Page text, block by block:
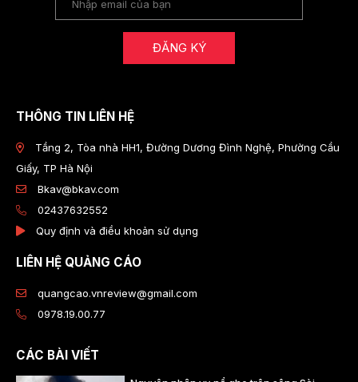
ĐĂNG KÝ
THÔNG TIN LIÊN HỆ
Tầng 2, Tòa nhà HH1, Đường Dương Đình Nghệ, Phường Cầu
Giấy, TP Hà Nội
Bkav@bkav.com
02437632552
Quy định và điều khoản sử dụng
LIÊN HỆ QUẢNG CÁO
quangcao.vnreview@gmail.com
0978.19.00.77
CÁC BÀI VIẾT